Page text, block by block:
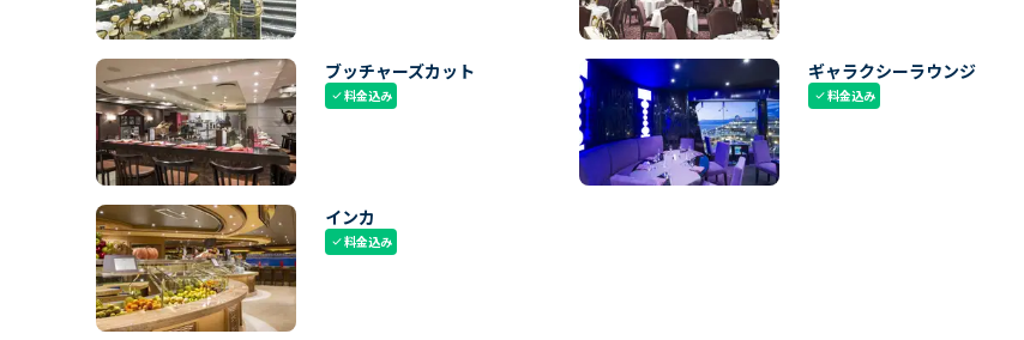
ブッチャーズカット
check料金込み
ギャラクシーラウンジ
check料金込み
インカ
check料金込み